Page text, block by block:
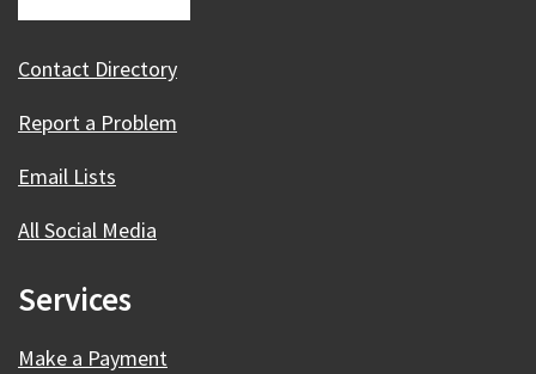
Contact Directory
Report a Problem
Email Lists
All Social Media
Services
Make a Payment